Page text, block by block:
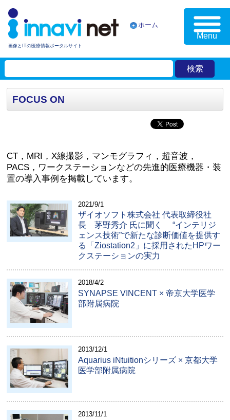
画像とITの医療情報ポータルサイト
ホーム
Menu
FOCUS ON
CT，MRI，X線撮影，マンモグラフィ，超音波，
PACS，ワークステーションなどの先進的医療機器・装
置の導入事例を掲載しています。
2021/9/1
ザイオソフト株式会社 代表取締役社
長 茅野秀介 氏に聞く “インテリジ
ェンス技術”で新たな診断価値を提供す
る「Ziostation2」に採用されたHPワー
クステーションの実力
2018/4/2
SYNAPSE VINCENT × 帝京大学医学
部附属病院
2013/12/1
Aquarius iNtuitionシリーズ × 京都大学
医学部附属病院
2013/11/1